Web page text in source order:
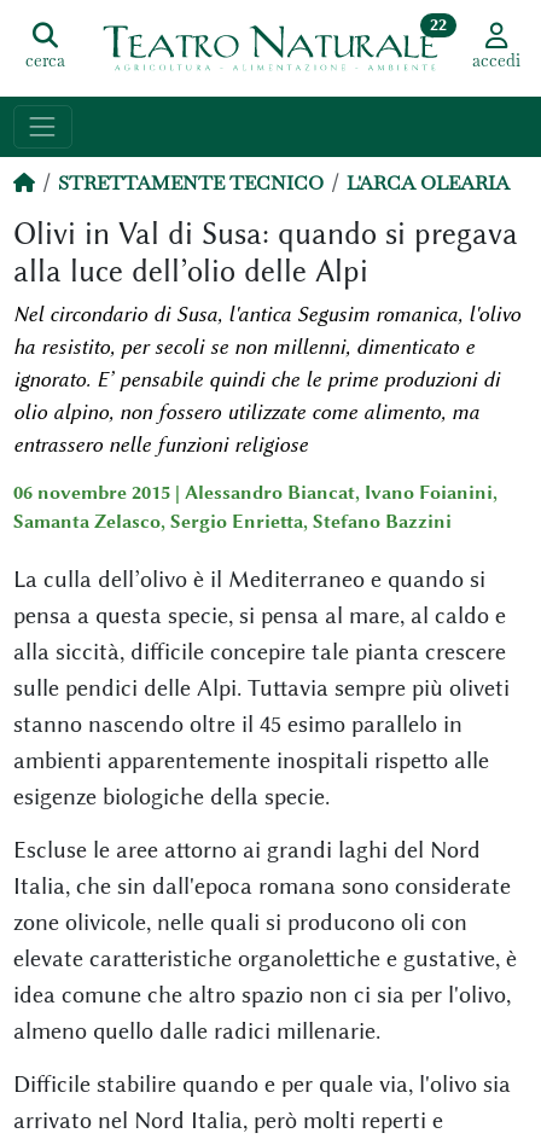
cerca
22
accedi
STRETTAMENTE TECNICO L'ARCA OLEARIA
Olivi in Val di Susa: quando si pregava
alla luce dell’olio delle Alpi
Nel circondario di Susa, l'antica Segusim romanica, l'olivo
ha resistito, per secoli se non millenni, dimenticato e
ignorato. E’ pensabile quindi che le prime produzioni di
olio alpino, non fossero utilizzate come alimento, ma
entrassero nelle funzioni religiose
06 novembre 2015 | Alessandro Biancat, Ivano Foianini,
Samanta Zelasco, Sergio Enrietta, Stefano Bazzini
La culla dell’olivo è il Mediterraneo e quando si
pensa a questa specie, si pensa al mare, al caldo e
alla siccità, difficile concepire tale pianta crescere
sulle pendici delle Alpi. Tuttavia sempre più oliveti
stanno nascendo oltre il 45 esimo parallelo in
ambienti apparentemente inospitali rispetto alle
esigenze biologiche della specie.
Escluse le aree attorno ai grandi laghi del Nord
Italia, che sin dall'epoca romana sono considerate
zone olivicole, nelle quali si producono oli con
elevate caratteristiche organolettiche e gustative, è
idea comune che altro spazio non ci sia per l'olivo,
almeno quello dalle radici millenarie.
Difficile stabilire quando e per quale via, l'olivo sia
arrivato nel Nord Italia, però molti reperti e